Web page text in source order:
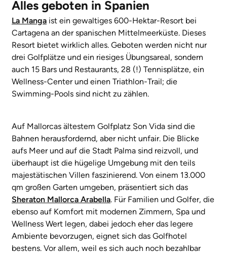
Alles geboten in Spanien
La Manga ist ein gewaltiges 600-Hektar-Resort bei
Cartagena an der spanischen Mittelmeerküste. Dieses
Resort bietet wirklich alles. Geboten werden nicht nur
drei Golfplätze und ein riesiges Übungsareal, sondern
auch 15 Bars und Restaurants, 28 (!) Tennisplätze, ein
Wellness-Center und einen Triathlon-Trail; die
Swimming-Pools sind nicht zu zählen.
Auf Mallorcas ältestem Golfplatz Son Vida sind die
Bahnen herausfordernd, aber nicht unfair. Die Blicke
aufs Meer und auf die Stadt Palma sind reizvoll, und
überhaupt ist die hügelige Umgebung mit den teils
majestätischen Villen faszinierend. Von einem 13.000
qm großen Garten umgeben, präsentiert sich das
Sheraton Mallorca Arabella. Für Familien und Golfer, die
ebenso auf Komfort mit modernen Zimmern, Spa und
Wellness Wert legen, dabei jedoch eher das legere
Ambiente bevorzugen, eignet sich das Golfhotel
bestens. Vor allem, weil es sich auch noch bezahlbar